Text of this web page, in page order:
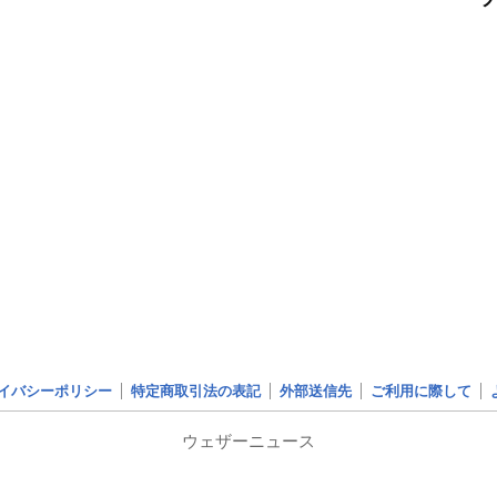
バシーポリシー 特定商取引法の表記 外部送信先 ご利用に際して
ウェザーニュース